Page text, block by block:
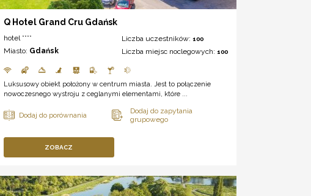
Q Hotel Grand Cru Gdańsk
hotel ****
Miasto: Gdańsk
Liczba uczestników: 100
Liczba miejsc noclegowych: 100
Luksusowy obiekt położony w centrum miasta. Jest to połączenie
nowoczesnego wystroju z ceglanymi elementami, które ...
ZOBACZ